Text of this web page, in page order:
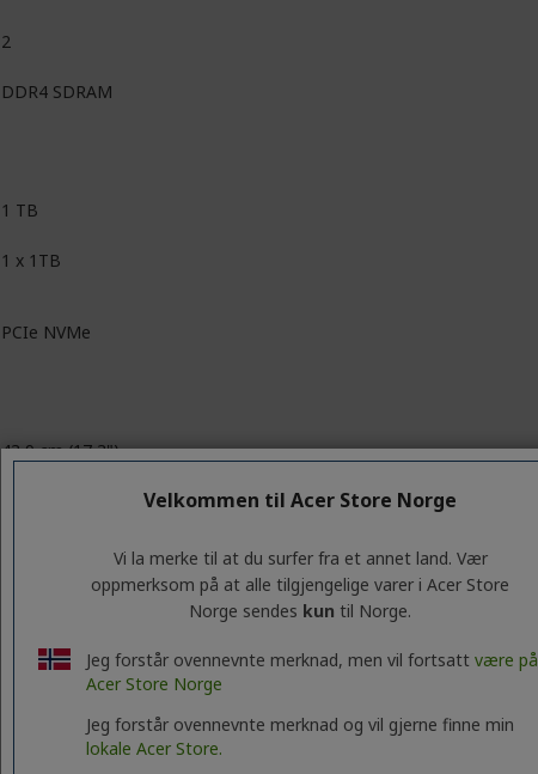
2
DDR4 SDRAM
1 TB
1 x 1TB
PCIe NVMe
43,9 cm (17,3")
Komfortabel visning (matt)
In-plane Switching (IPS)-teknologi
1920 x 1080
Velkommen til Acer Store Norge
Vi la merke til at du surfer fra et annet land. Vær
oppmerksom på at alle tilgjengelige varer i Acer Store
Norge sendes kun til Norge.
Jeg forstår ovennevnte merknad, men vil fortsatt være på
Acer Store Norge
Jeg forstår ovennevnte merknad og vil gjerne finne min
lokale Acer Store.